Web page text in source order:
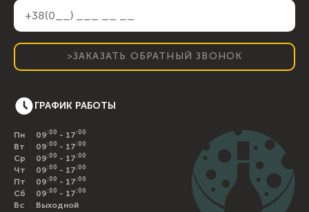
>ЗАКАЗАТЬ ОБРАТНЫЙ ЗВОНОК
ГРАФИК РАБОТЫ
Пн 09 :00 - 17 :00
Вт 09 :00 - 17 :00
Ср 09 :00 - 17 :00
Чт 09 :00 - 17 :00
Пт 09 :00 - 17 :00
Сб 09 :00 - 17 :00
Вс Выходной